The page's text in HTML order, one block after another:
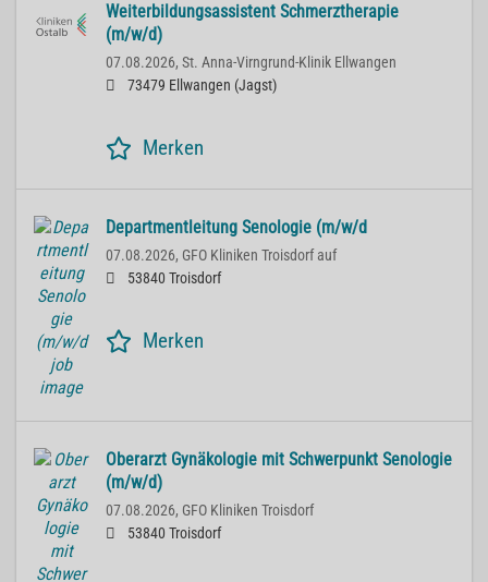
Weiterbildungsassistent Schmerztherapie
(m/w/d)
07.08.2026, St. Anna-Virngrund-Klinik Ellwangen
73479 Ellwangen (Jagst)
Merken
Departmentleitung Senologie (m/w/d
07.08.2026, GFO Kliniken Troisdorf auf
53840 Troisdorf
Merken
Oberarzt Gynäkologie mit Schwerpunkt Senologie
(m/w/d)
07.08.2026, GFO Kliniken Troisdorf
53840 Troisdorf